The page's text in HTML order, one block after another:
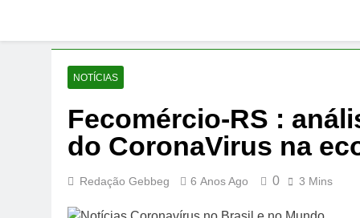
NOTÍCIAS
Fecomércio-RS :
do CoronaVirus na
Redação Gebbeg 6 Anos Ago 0 3 Mins